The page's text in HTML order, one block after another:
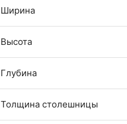
Ширина
Высота
Глубина
Толщина столешницы